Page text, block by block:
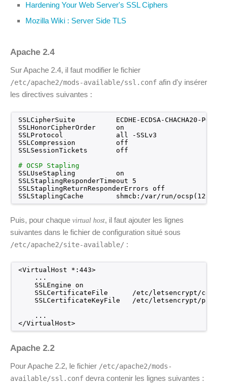
Hardening Your Web Server's SSL Ciphers
Mozilla Wiki : Server Side TLS
Apache 2.4
Sur Apache 2.4, il faut modifier le fichier
/etc/apache2/mods-available/ssl.conf afin d'y insérer
les directives suivantes :
SSLCipherSuite          ECDHE-ECDSA-CHACHA20-
SSLHonorCipherOrder     on
SSLProtocol             all -SSLv3
SSLCompression          off
SSLSessionTickets       off
# OCSP Stapling
SSLUseStapling          on
SSLStaplingResponderTimeout 5
SSLStaplingReturnResponderErrors off
SSLStaplingCache        shmcb: /var/run/ocsp (128000)
Puis, pour chaque virtual host, il faut ajouter les lignes
suivantes dans le fichier de configuration situé sous
/etc/apache2/site-available/ :
<VirtualHost *:443>
...
SSLEngine on
SSLCertificateFile /etc/letsencrypt/certs/
SSLCertificateKeyFile /etc/letsencrypt/
...
</VirtualHost>
Apache 2.2
Pour Apache 2.2, le fichier /etc/apache2/mods-
available/ssl.conf devra contenir les lignes suivantes :